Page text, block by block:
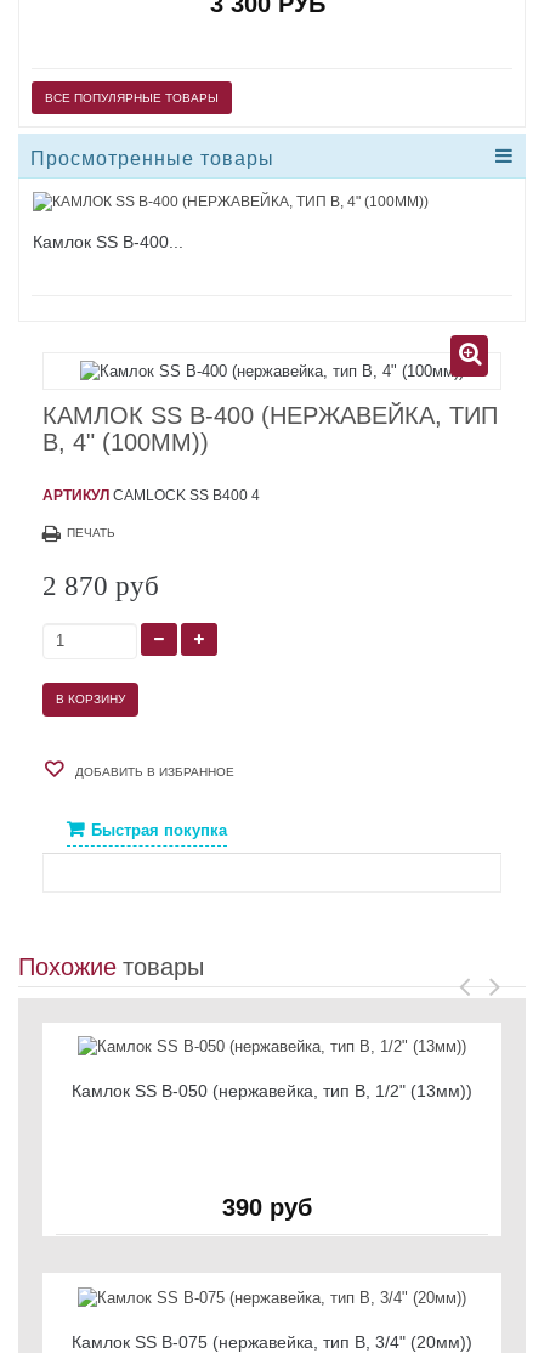
ВСЕ ПОПУЛЯРНЫЕ ТОВАРЫ
Просмотренные товары
Камлок SS B-400...
КАМЛОК SS B-400 (НЕРЖАВЕЙКА, ТИП
B, 4" (100ММ))
АРТИКУЛ CAMLOCK SS B400 4
ПЕЧАТЬ
2 870 руб
В КОРЗИНУ
ДОБАВИТЬ В ИЗБРАННОЕ
Быстрая покупка
Похожие товары
Камлок SS B-050 (нержавейка, тип B, 1/2" (13мм))
390 руб
Камлок SS B-075 (нержавейка, тип B, 3/4" (20мм))